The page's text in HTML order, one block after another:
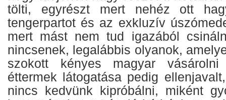
tölti, egyrészt mert nehéz ott
tengerpartot és az exkluzív
mert mást nem tud igazából
nincsenek, legalábbis olyanok,
szokott kényes magyar
éttermek látogatása pedig
nincs kedvünk kipróbálni, miként